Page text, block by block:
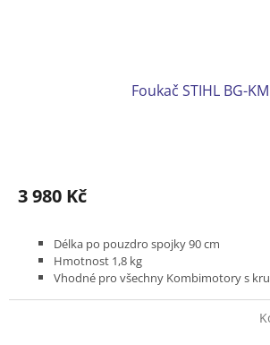
Foukač STIHL BG-KM
3 980 Kč
Délka po pouzdro spojky 90 cm
Hmotnost 1,8 kg
Vhodné pro všechny Kombimotory s